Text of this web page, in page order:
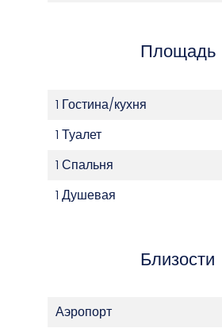
Площадь
1 Гостина/кухня
1 Туалет
1 Спальня
1 Душевая
Близости
Аэропорт